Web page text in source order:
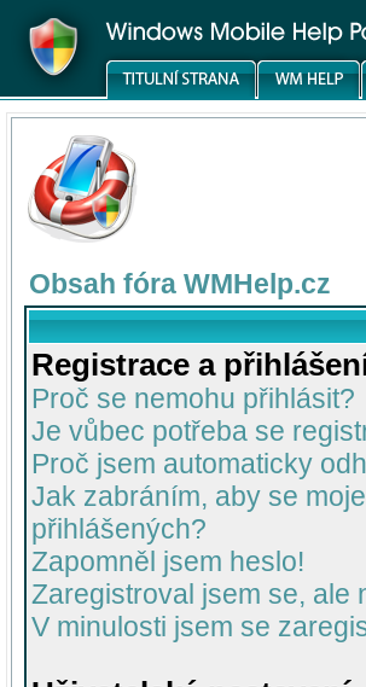
Obsah fóra WMHelp.cz
Registrace a
Proč se nemohu přihlásit?
Je vůbec potřeba se
Proč jsem automaticky
Jak zabráním, aby se
přihlášených?
Zapomněl jsem heslo!
Zaregistroval jsem se, ale
V minulosti jsem se